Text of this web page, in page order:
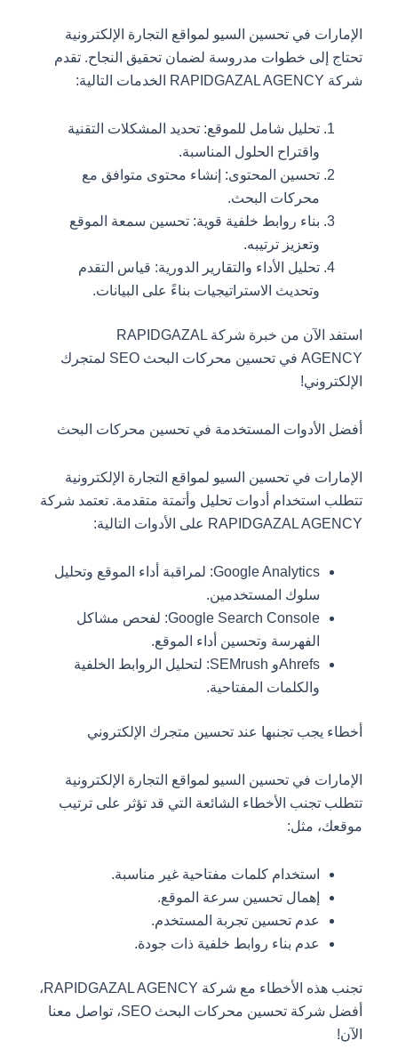
الإمارات في تحسين السيو لمواقع التجارة الإلكترونية
تحتاج إلى خطوات مدروسة لضمان تحقيق النجاح. تقدم
شركة RAPIDGAZAL AGENCY الخدمات التالية:
تحليل شامل للموقع: تحديد المشكلات التقنية
واقتراح الحلول المناسبة.
تحسين المحتوى: إنشاء محتوى متوافق مع
محركات البحث.
بناء روابط خلفية قوية: تحسين سمعة الموقع
وتعزيز ترتيبه.
تحليل الأداء والتقارير الدورية: قياس التقدم
وتحديث الاستراتيجيات بناءً على البيانات.
استفد الآن من خبرة شركة RAPIDGAZAL
AGENCY في تحسين محركات البحث SEO لمتجرك
الإلكتروني!
أفضل الأدوات المستخدمة في تحسين محركات البحث
الإمارات في تحسين السيو لمواقع التجارة الإلكترونية
تتطلب استخدام أدوات تحليل وأتمتة متقدمة. تعتمد شركة
RAPIDGAZAL AGENCY على الأدوات التالية:
Google Analytics: لمراقبة أداء الموقع وتحليل
سلوك المستخدمين.
Google Search Console: لفحص مشاكل
الفهرسة وتحسين أداء الموقع.
Ahrefsو SEMrush: لتحليل الروابط الخلفية
والكلمات المفتاحية.
أخطاء يجب تجنبها عند تحسين متجرك الإلكتروني
الإمارات في تحسين السيو لمواقع التجارة الإلكترونية
تتطلب تجنب الأخطاء الشائعة التي قد تؤثر على ترتيب
موقعك، مثل:
استخدام كلمات مفتاحية غير مناسبة.
إهمال تحسين سرعة الموقع.
عدم تحسين تجربة المستخدم.
عدم بناء روابط خلفية ذات جودة.
تجنب هذه الأخطاء مع شركة RAPIDGAZAL AGENCY،
أفضل شركة تحسين محركات البحث SEO، تواصل معنا
الآن!